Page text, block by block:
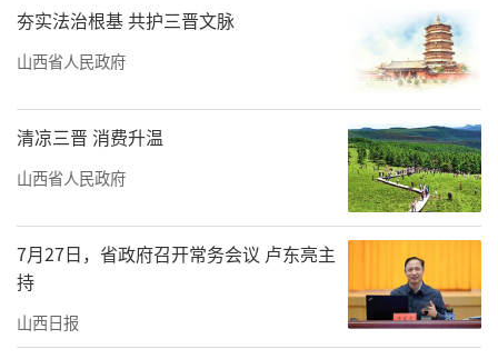
中北大学被誉为“人民兵工第一校”。唐
登杰来到该校极限环境光电动态测试技术与仪
器全国重点实验室，看望优秀教师代表，了解
平台建设、科研进展和人才培养等情况，鼓励
他们聚焦科技前沿和国家需求，加强关键核心
技术攻关，努力取得更多研究成果，为国防建
设和地方经济社会发展贡献力量。在山西省实
夯实法治根基 共护三晋文脉
山西省人民政府
清凉三晋 消费升温
山西省人民政府
7月27日，省政府召开常务会议 卢东亮主
持
山西日报